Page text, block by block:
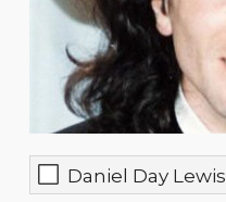
Daniel Day Lewis